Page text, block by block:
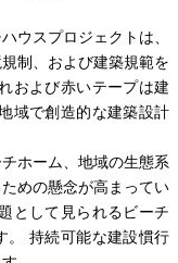
ウスプロジェクトは、
制、および建築規範を
および赤いテープは建
域で創造的な建築設計
ホーム、地域の生態系
めの懸念が高まってい
として見られるビーチ
。 持続可能な建設慣行